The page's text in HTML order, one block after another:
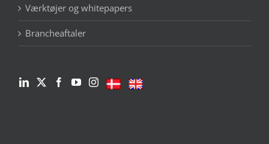
Værktøjer og whitepapers
Brancheaftaler